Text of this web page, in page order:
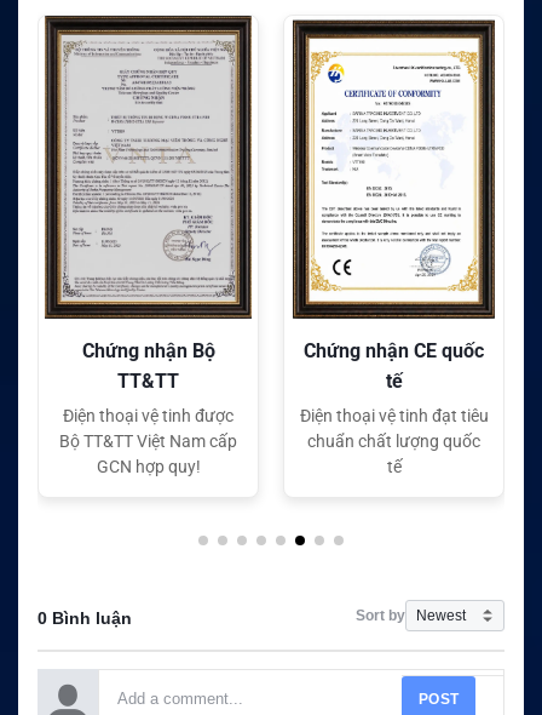
Chứng nhận CE quốc
tế
Điện thoại vệ tinh đạt tiêu
chuẩn chất lượng quốc
tế
Chứng nhận FC quốc
tế
Điện thoại vệ tinh đạt tiêu
chuẩn chất lượng quốc
tế
0 Bình luận Sort by
POST